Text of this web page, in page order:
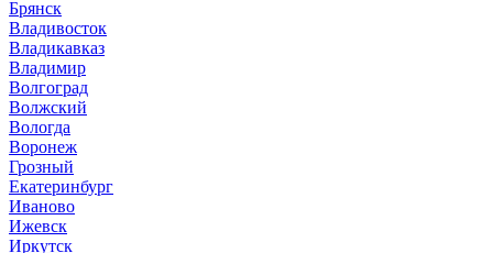
Брянск
Владивосток
Владикавказ
Владимир
Волгоград
Волжский
Вологда
Воронеж
Грозный
Екатеринбург
Иваново
Ижевск
Иркутск